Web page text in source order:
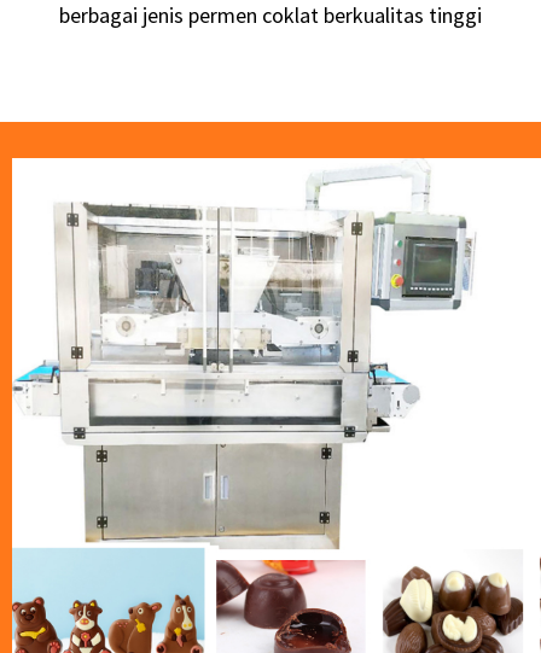
berbagai jenis permen coklat berkualitas tinggi